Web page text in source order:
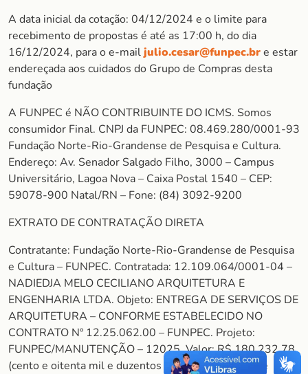
A data inicial da cotação: 04/12/2024 e o limite para
recebimento de propostas é até as 17:00 h, do dia
16/12/2024, para o e-mailjulio.cesar@funpec.bre estar
endereçada aos cuidados do Grupo de Compras desta
fundação
A FUNPEC é NÃO CONTRIBUINTE DO ICMS. Somos
consumidor Final. CNPJ da FUNPEC: 08.469.280/0001-93
Fundação Norte-Rio-Grandense de Pesquisa e Cultura.
Endereço: Av. Senador Salgado Filho, 3000 – Campus
Universitário, Lagoa Nova – Caixa Postal 1540 – CEP:
59078-900 Natal/RN – Fone: (84) 3092-9200
EXTRATO DE CONTRATAÇÃO DIRETA
Contratante: Fundação Norte-Rio-Grandense de Pesquisa
e Cultura – FUNPEC. Contratada: 12.109.064/0001-04 –
NADIEDJA MELO CECILIANO ARQUITETURA E
ENGENHARIA LTDA. Objeto: ENTREGA DE SERVIÇOS DE
ARQUITETURA – CONFORME ESTABELECIDO NO
CONTRATO Nº 12.25.062.00 – FUNPEC. Projeto:
FUNPEC/MANUTENÇÃO – 12025. Valor: R$ 180.232,78
(cento e oitenta mil e duzentos e trinta e dois reais e